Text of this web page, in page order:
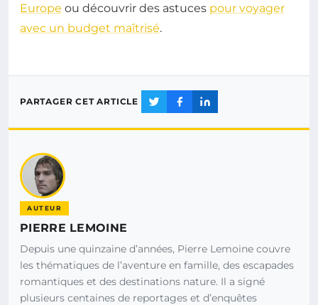
Europe ou découvrir des astuces pour voyager
avec un budget maîtrisé.
PARTAGER CET ARTICLE
AUTEUR
PIERRE LEMOINE
Depuis une quinzaine d’années, Pierre Lemoine couvre
les thématiques de l’aventure en famille, des escapades
romantiques et des destinations nature. Il a signé
plusieurs centaines de reportages et d’enquêtes